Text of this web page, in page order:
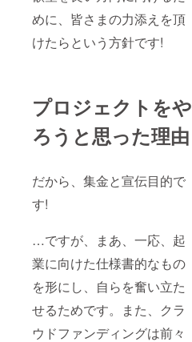
めに、皆さまの力添えを頂
けたらという方針です!
プロジェクトをや
ろうと思った理由
だから、集金と宣伝目的で
す!
…ですが、まあ、一応、起
業に向けた仕様書的なもの
を形にし、自らを奮い立た
せるためです。また、クラ
ウドファンディングは前々